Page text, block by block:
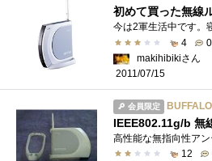
初めて買った無線
4
0
makihibikiさん
2011/07/15
会員限定
12